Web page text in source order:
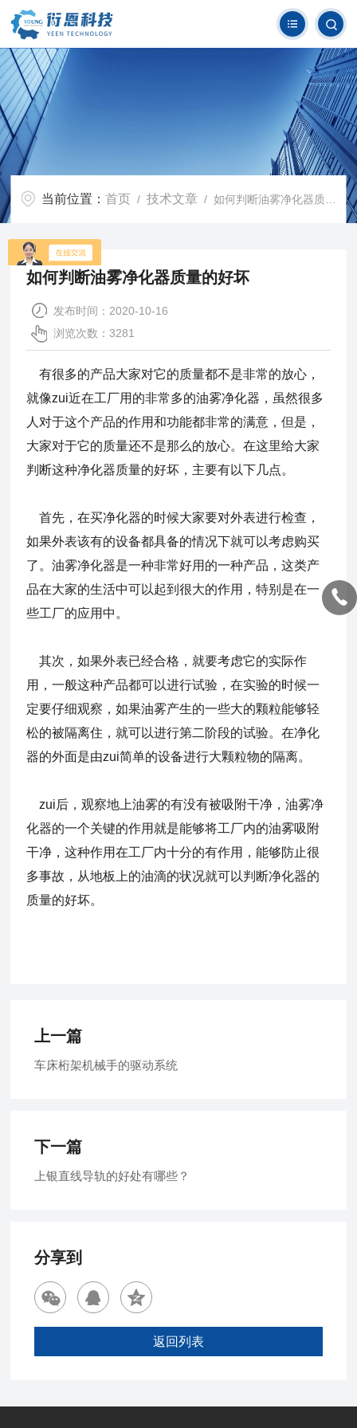
当前位置：首页 /技术文章 / 如何判断油雾净化器质量的好坏
如何判断油雾净化器质量的好坏
发布时间：2020-10-16
浏览次数：3281
有很多的产品大家对它的质量都不是非常的放心，
就像zui近在工厂用的非常多的油雾净化器，虽然很多
人对于这个产品的作用和功能都非常的满意，但是，
大家对于它的质量还不是那么的放心。在这里给大家
判断这种净化器质量的好坏，主要有以下几点。
首先，在买净化器的时候大家要对外表进行检查，
如果外表该有的设备都具备的情况下就可以考虑购买
了。油雾净化器是一种非常好用的一种产品，这类产
品在大家的生活中可以起到很大的作用，特别是在一
些工厂的应用中。
其次，如果外表已经合格，就要考虑它的实际作
用，一般这种产品都可以进行试验，在实验的时候一
定要仔细观察，如果油雾产生的一些大的颗粒能够轻
松的被隔离住，就可以进行第二阶段的试验。在净化
器的外面是由zui简单的设备进行大颗粒物的隔离。
zui后，观察地上油雾的有没有被吸附干净，油雾净
化器的一个关键的作用就是能够将工厂内的油雾吸附
干净，这种作用在工厂内十分的有作用，能够防止很
多事故，从地板上的油滴的状况就可以判断净化器的
质量的好坏。
上一篇
车床桁架机械手的驱动系统
下一篇
上银直线导轨的好处有哪些？
分享到
返回列表